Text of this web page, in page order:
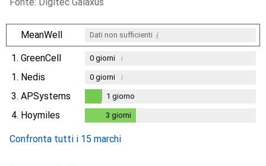
MeanWell Dati non sufficienti i
1. GreenCell 0giorni i
1. Nedis 0giorni i
3. APSystems
giorno
1 giorno
4. Hoymiles 3 giorni
Confronta tutti i 15 marchi